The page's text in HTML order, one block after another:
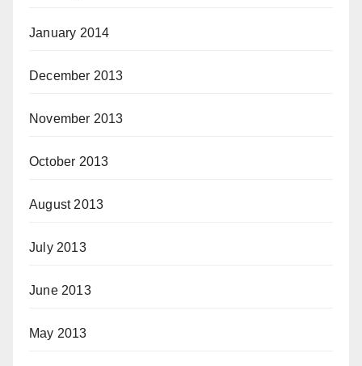
January 2014
December 2013
November 2013
October 2013
August 2013
July 2013
June 2013
May 2013